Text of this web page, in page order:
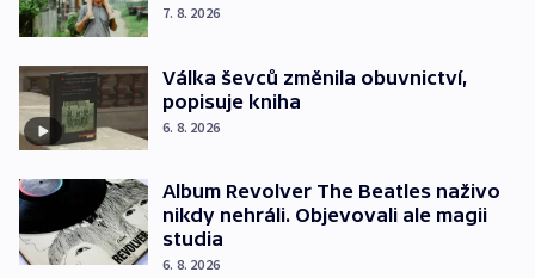
7. 8. 2026
Válka ševců změnila obuvnictví,
popisuje kniha
6. 8. 2026
Album Revolver The Beatles naživo
nikdy nehráli. Objevovali ale magii
studia
6. 8. 2026